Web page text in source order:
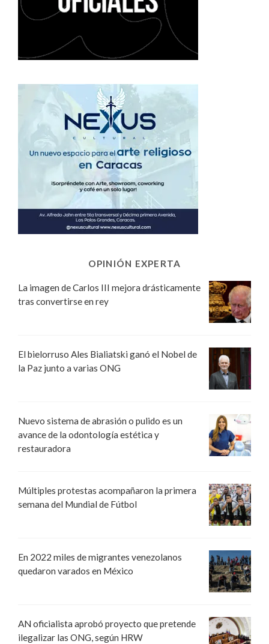
OPINIÓN EXPERTA
La imagen de Carlos III mejora drásticamente
tras convertirse en rey
El bielorruso Ales Bialiatski ganó el Nobel de
la Paz junto a varias ONG
Nuevo sistema de abrasión o pulido es un
avance de la odontología estética y
restauradora
Múltiples protestas acompañaron la primera
semana del Mundial de Fútbol
En 2022 miles de migrantes venezolanos
quedaron varados en México
AN oficialista aprobó proyecto que pretende
ilegalizar las ONG, según HRW